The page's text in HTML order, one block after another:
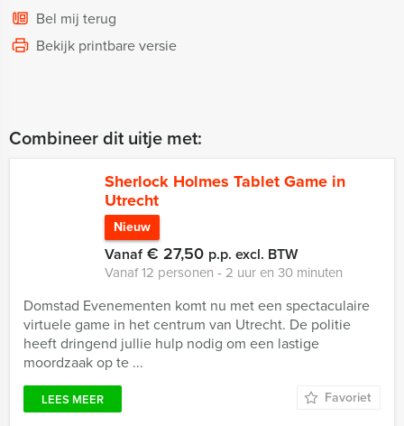
Bel mij terug
Bekijk printbare versie
Combineer dit uitje met:
Sherlock Holmes Tablet Game in
Utrecht
Nieuw
Vanaf€ 27,50 p.p. excl. BTW
Vanaf 12 personen ‐ 2 uur en 30 minuten
Domstad Evenementen komt nu met een spectaculaire
virtuele game in het centrum van Utrecht. De politie
heeft dringend jullie hulp nodig om een lastige
moordzaak op te ...
LEES MEER Favoriet